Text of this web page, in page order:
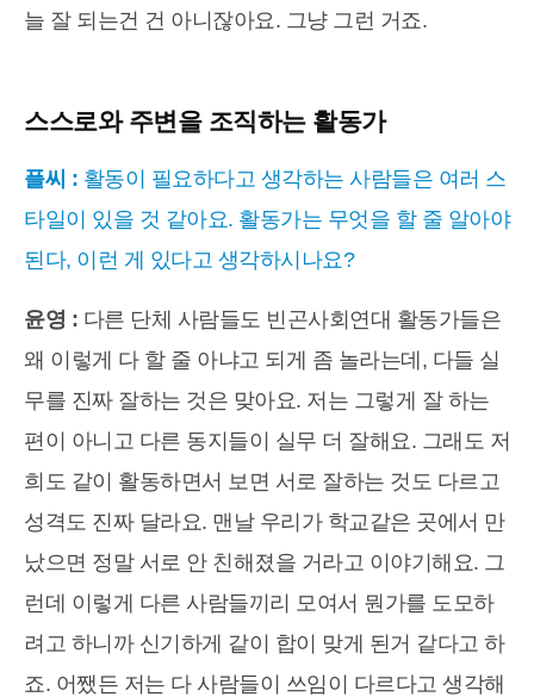
늘 잘 되는건 건 아니잖아요. 그냥 그런 거죠.
스스로와 주변을 조직하는 활동가
플씨 : 활동이 필요하다고 생각하는 사람들은 여러 스
타일이 있을 것 같아요. 활동가는 무엇을 할 줄 알아야
된다, 이런 게 있다고 생각하시나요?
윤영 : 다른 단체 사람들도 빈곤사회연대 활동가들은
왜 이렇게 다 할 줄 아냐고 되게 좀 놀라는데, 다들 실
무를 진짜 잘하는 것은 맞아요. 저는 그렇게 잘 하는
편이 아니고 다른 동지들이 실무 더 잘해요. 그래도 저
희도 같이 활동하면서 보면 서로 잘하는 것도 다르고
성격도 진짜 달라요. 맨날 우리가 학교같은 곳에서 만
났으면 정말 서로 안 친해졌을 거라고 이야기해요. 그
런데 이렇게 다른 사람들끼리 모여서 뭔가를 도모하
려고 하니까 신기하게 같이 합이 맞게 된거 같다고 하
죠. 어쨌든 저는 다 사람들이 쓰임이 다르다고 생각해